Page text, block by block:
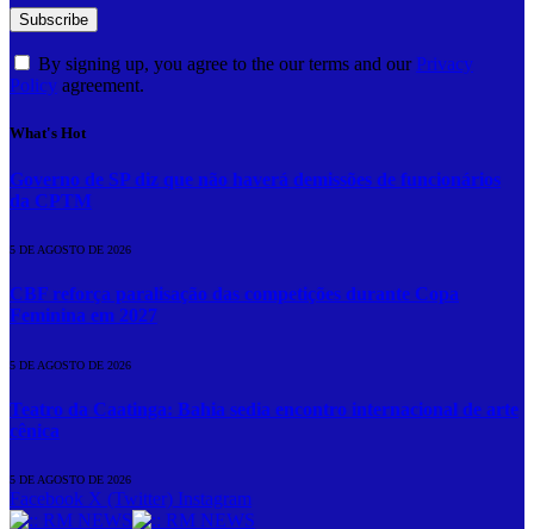
By signing up, you agree to the our terms and our Privacy
Policy agreement.
What's Hot
Governo de SP diz que não haverá demissões de funcionários
da CPTM
5 DE AGOSTO DE 2026
CBF reforça paralisação das competições durante Copa
Feminina em 2027
5 DE AGOSTO DE 2026
Teatro da Caatinga: Bahia sedia encontro internacional de arte
cênica
5 DE AGOSTO DE 2026
Facebook X (Twitter) Instagram